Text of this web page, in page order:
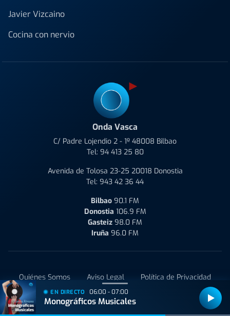
Javier Vizcaino
Cocina con nervio
Onda Vasca
C/ Padre Lojendio 2 - 1º 48008 Bilbao
Tel: 94 413 25 80
Avenida de Tolosa 23-25 20018 Donostia
Tel: 943 42 36 44
Bilbao 90.1 FM
Donostia 106.9 FM
Gasteiz 98.0 FM
Iruña 96.0 FM
Quiénes Somos Aviso Legal
Política de Privacidad
Política de Cookies
Condiciones de uso y Contratación
EN DIRECTO 06:00 - 07:00
Monográficos Musicales